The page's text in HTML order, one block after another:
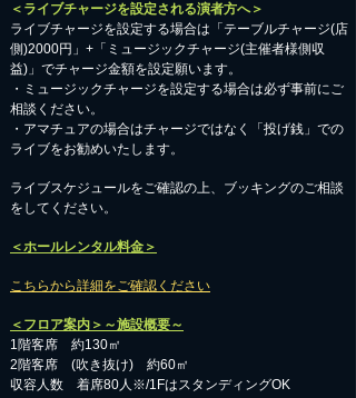
＜ライブチャージを設定される演者方へ＞
ライブチャージを設定する場合は「テーブルチャージ(店
側)2000円」+「ミュージックチャージ(主催者様側収
益)」でチャージ金額を設定願います。
・ミュージックチャージを設定する場合は必ず事前にご
相談ください。
​・アマチュアの場合はチャージではなく「投げ銭」での
ライブをお勧めいたします。
​ライブスケジュールをご確認の上、ブッキングのご相談
をしてください。
＜ホールレンタル料金＞
こちらから詳細をご確認ください
＜フロア案内＞～施設概要～
1階客席 約130㎡
2階客席 (吹き抜け) 約60㎡
収容人数 着席80人※/1FはスタンディングOK